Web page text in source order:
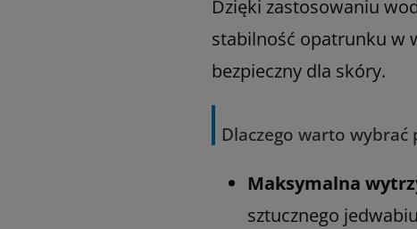
Dzięki zastosowaniu
stabilność opatrunku w
bezpieczny dla skóry.
Dlaczego warto wybrać
Maksymalna
sztucznego